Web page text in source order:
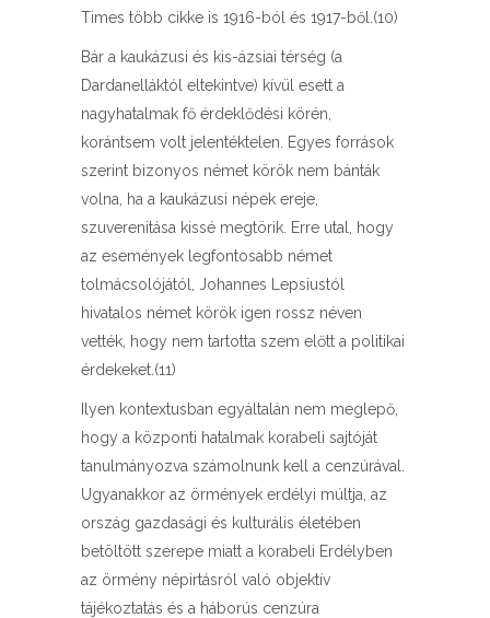
Times több cikke is 1916-ból és 1917-ből.(10)
Bár a kaukázusi és kis-ázsiai térség (a
Dardanelláktól eltekintve) kívül esett a
nagyhatalmak fő érdeklődési körén,
korántsem volt jelentéktelen. Egyes források
szerint bizonyos német körök nem bánták
volna, ha a kaukázusi népek ereje,
szuverenitása kissé megtörik. Erre utal, hogy
az események legfontosabb német
tolmácsolójától, Johannes Lepsiustól
hivatalos német körök igen rossz néven
vették, hogy nem tartotta szem előtt a politikai
érdekeket.(11)
Ilyen kontextusban egyáltalán nem meglepő,
hogy a központi hatalmak korabeli sajtóját
tanulmányozva számolnunk kell a cenzúrával.
Ugyanakkor az örmények erdélyi múltja, az
ország gazdasági és kulturális életében
betöltött szerepe miatt a korabeli Erdélyben
az örmény népirtásról való objektív
tájékoztatás és a háborús cenzúra